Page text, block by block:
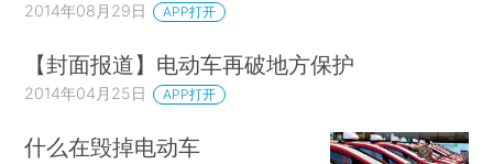
2014年08月29日 APP打开
【封面报道】电动车再破地方保护
2014年04月25日 APP打开
什么在毁掉电动车